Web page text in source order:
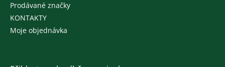
Prodávané značky
KONTAKTY
Moje objednávka